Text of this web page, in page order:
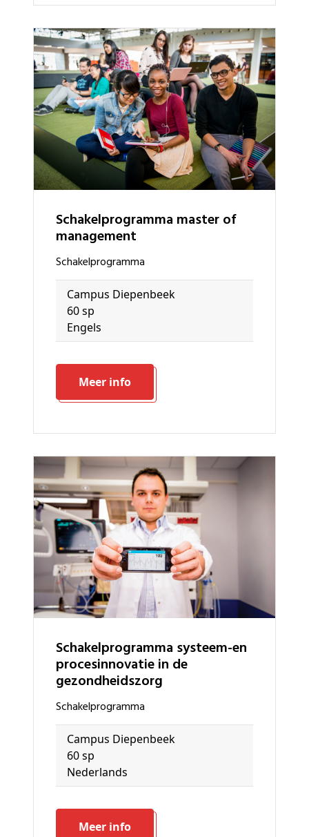
schakelprogramma master of
management
schakelprogramma
Campus Diepenbeek
60 sp
Engels
Meer info
schakelprogramma systeem-en
procesinnovatie in de
gezondheidszorg
schakelprogramma
Campus Diepenbeek
60 sp
Nederlands
Meer info